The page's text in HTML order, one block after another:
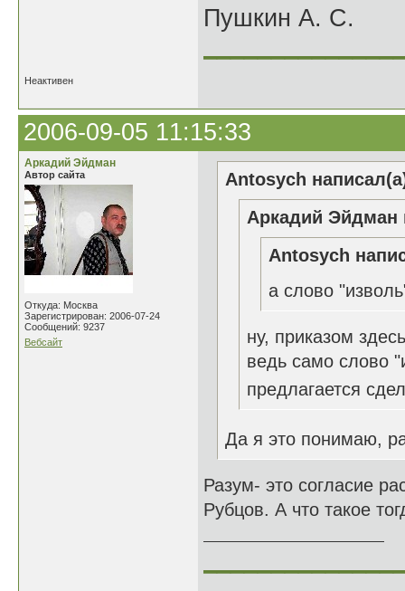
Пушкин А. С.
Неактивен
2006-09-05 11:15:33
Аркадий Эйдман
Автор сайта
Откуда: Москва
Зарегистрирован: 2006-07-24
Сообщений: 9237
Вебсайт
Antosych
Аркадий Эйдман
Antosych
а слово
ну, приказом
ведь само слово
предлагается
Да я это понимаю,
Разум- это согласие
Рубцов. А что такое